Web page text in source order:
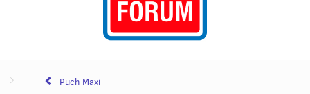
Puch Maxi